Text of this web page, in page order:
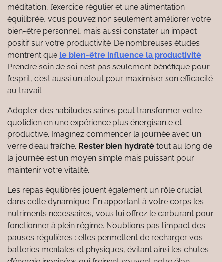
méditation, l’exercice régulier et une alimentation
équilibrée, vous pouvez non seulement améliorer votre
bien-être personnel, mais aussi constater un impact
positif sur votre productivité. De nombreuses études
montrent que le bien-être influence la productivité.
Prendre soin de soi n’est pas seulement bénéfique pour
l’esprit, c’est aussi un atout pour maximiser son efficacité
au travail.
Adopter des habitudes saines peut transformer votre
quotidien en une expérience plus énergisante et
productive. Imaginez commencer la journée avec un
verre d’eau fraîche. Rester bien hydraté tout au long de
la journée est un moyen simple mais puissant pour
maintenir votre vitalité.
Les repas équilibrés jouent également un rôle crucial
dans cette dynamique. En apportant à votre corps les
nutriments nécessaires, vous lui offrez le carburant pour
fonctionner à plein régime. N’oublions pas l’impact des
pauses régulières : elles permettent de recharger vos
batteries mentales et physiques, évitant ainsi les chutes